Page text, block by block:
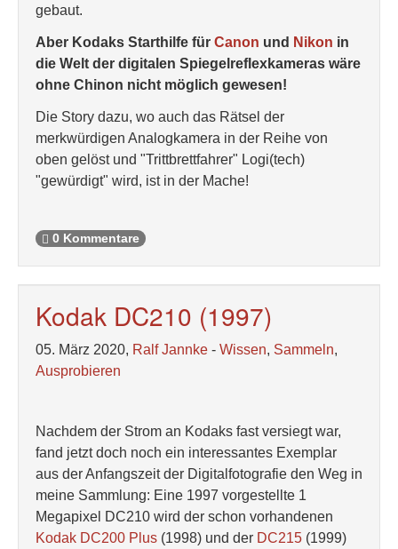
gebaut.
Aber Kodaks Starthilfe für Canon und Nikon in
die Welt der digitalen Spiegelreflexkameras wäre
ohne Chinon nicht möglich gewesen!
Die Story dazu, wo auch das Rätsel der
merkwürdigen Analogkamera in der Reihe von
oben gelöst und "Trittbrettfahrer" Logi(tech)
"gewürdigt" wird, ist in der Mache!
0 Kommentare
Kodak DC210 (1997)
05. März 2020, Ralf Jannke - Wissen, Sammeln,
Ausprobieren
Nachdem der Strom an Kodaks fast versiegt war,
fand jetzt doch noch ein interessantes Exemplar
aus der Anfangszeit der Digitalfotografie den Weg in
meine Sammlung: Eine 1997 vorgestellte 1
Megapixel DC210 wird der schon vorhandenen
Kodak DC200 Plus (1998) und der DC215 (1999)